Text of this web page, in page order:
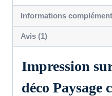
Informations
Avis (1)
Impression
déco Paysage